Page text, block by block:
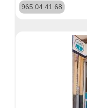
965 04 41 68